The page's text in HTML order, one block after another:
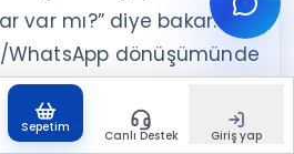
var mı?” diye bakar. Bu
WhatsApp dönüşümünde
Sepetim
Canlı Destek Giriş yap